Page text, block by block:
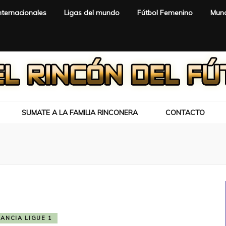
Ligas del mundo Fútbol Femenino
SUMATE A LA FAMILIA RINCONERA CONTACTO
LIGUE 1